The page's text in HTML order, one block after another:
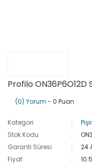
Profilo
(0) Yorum - 0 Puan
Kategori
Stok Kodu
Garanti Süresi
24
Fiyat